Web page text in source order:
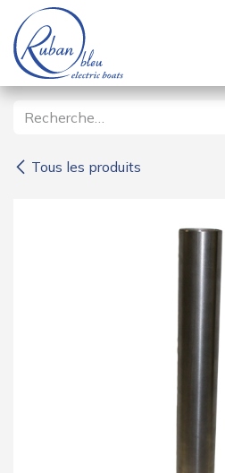
Se rendre au contenu
Tous les produits